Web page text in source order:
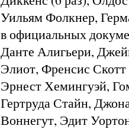
Уильям Фолкнер,
в официальных
Данте Алигьери,
Элиот, Френсис
Эрнест Хемингуэй,
Гертруда Стайн,
Воннегут, Эдит